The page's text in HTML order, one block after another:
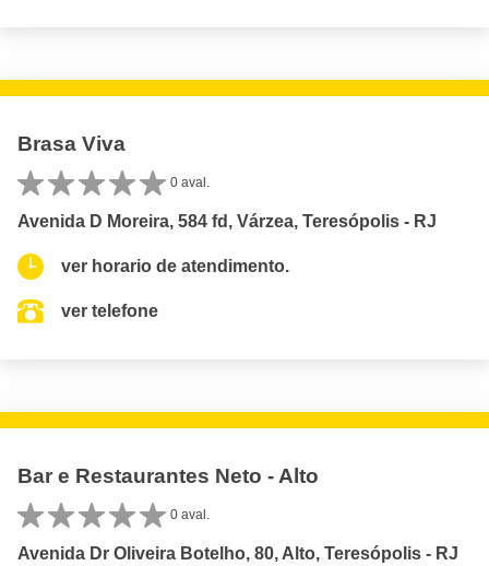
Brasa Viva
0 aval.
Avenida D Moreira, 584 fd, Várzea, Teresópolis - RJ
ver horario de atendimento.
ver telefone
Bar e Restaurantes Neto - Alto
0 aval.
Avenida Dr Oliveira Botelho, 80, Alto, Teresópolis - RJ